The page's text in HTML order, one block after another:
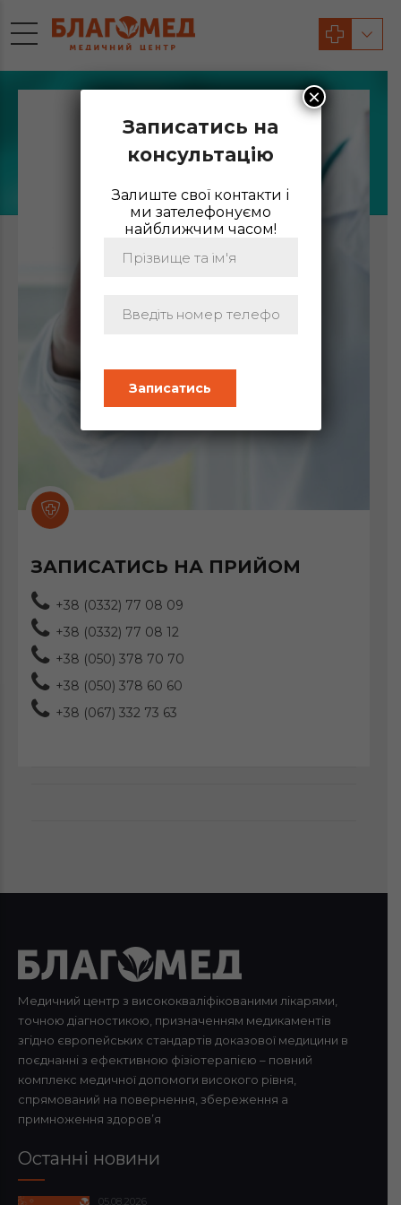
КАРДІОРЕВМАТОЛОГ
ДИТЯЧИЙ
ЗАПИСАТИСЬ НА ПРИЙОМ
+38 (0332) 77 08 09
+38 (0332) 77 08 12
+38 (050) 378 70 70
+38 (050) 378 60 60
+38 (067) 332 73 63
Медичний центр з висококваліфікованими лікарями,
точною діагностикою, призначенням медикаментів
згідно європейських стандартів доказової медицини в
поєднанні з ефективною фізіотерапією – повний
комплекс медичної допомоги високого рівня,
спрямований на повернення, збереження а
примноження здоров’я
Останні новини
05.08.2026
Записатись на
консультацію
Залиште свої контакти і
ми зателефонуємо
найближчим часом!
×